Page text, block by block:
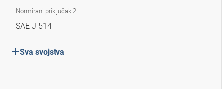
Normirani priključak 2
SAE J 514
Sva svojstva